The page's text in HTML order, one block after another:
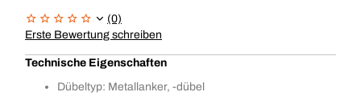
(0)
Erste Bewertung schreiben
Technische Eigenschaften
Dübeltyp: Metallanker, -dübel